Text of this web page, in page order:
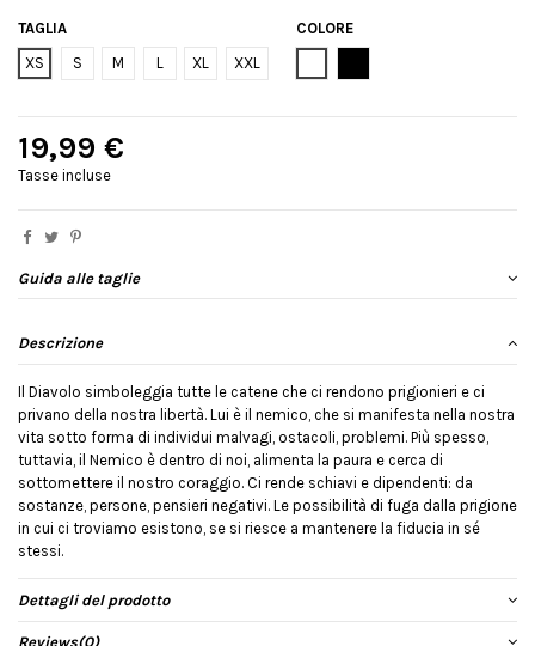
TAGLIA
XS
S M L XL XXL
COLORE
19,99 €
Tasse incluse
Guida alle taglie
Descrizione
Il Diavolo simboleggia tutte le catene che ci rendono prigionieri e ci
privano della nostra libertà. Lui è il nemico, che si manifesta nella nostra
vita sotto forma di individui malvagi, ostacoli, problemi. Più spesso,
tuttavia, il Nemico è dentro di noi, alimenta la paura e cerca di
sottomettere il nostro coraggio. Ci rende schiavi e dipendenti: da
sostanze, persone, pensieri negativi. Le possibilità di fuga dalla prigione
in cui ci troviamo esistono, se si riesce a mantenere la fiducia in sé
stessi.
Dettagli del prodotto
Reviews(0)